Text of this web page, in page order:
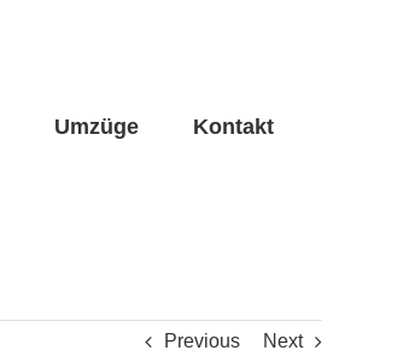
Umzüge Kontakt
Previous Next